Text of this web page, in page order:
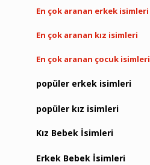
En çok aranan erkek isimleri
En çok aranan kız isimleri
En çok aranan çocuk isimleri
popüler erkek isimleri
popüler kız isimleri
Kız Bebek İsimleri
Erkek Bebek İsimleri